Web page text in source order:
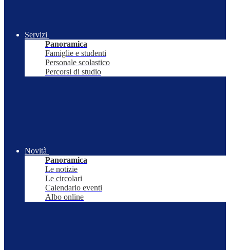
Servizi
Panoramica
Famiglie e studenti
Personale scolastico
Percorsi di studio
Novità
Panoramica
Le notizie
Le circolari
Calendario eventi
Albo online